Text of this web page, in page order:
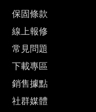
保固條款
線上報修
常見問題
下載專區
銷售據點
社群媒體